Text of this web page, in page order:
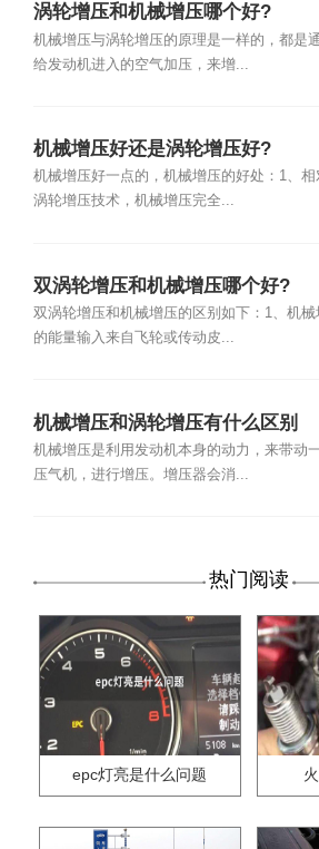
涡轮增压和机械增压哪个好?
机械增压与涡轮增压的原理是一样的，都是
给发动机进入的空气加压，来增...
机械增压好还是涡轮增压好?
机械增压好一点的，机械增压的好处：1、相
涡轮增压技术，机械增压完全...
双涡轮增压和机械增压哪个好?
双涡轮增压和机械增压的区别如下：1、机械
的能量输入来自飞轮或传动皮...
机械增压和涡轮增压有什么区别
机械增压是利用发动机本身的动力，来带动
压气机，进行增压。增压器会消...
热门阅读
epc灯亮是什么问题